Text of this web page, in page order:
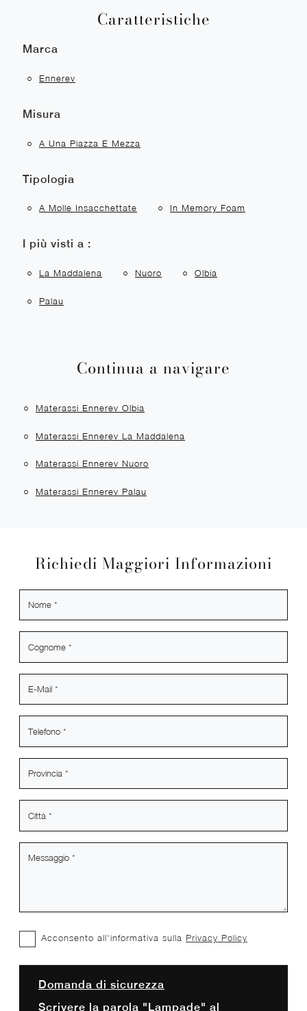
Caratteristiche
Marca
Ennerev
Misura
A Una Piazza E Mezza
Tipologia
A Molle Insacchettate In Memory Foam
I più visti a :
La Maddalena Nuoro Olbia
Palau
Continua a navigare
Materassi Ennerev Olbia
Materassi Ennerev La Maddalena
Materassi Ennerev Nuoro
Materassi Ennerev Palau
Richiedi Maggiori Informazioni
Acconsento all'informativa sulla Privacy Policy
Domanda di sicurezza
Scrivere la parola "Lampade" al